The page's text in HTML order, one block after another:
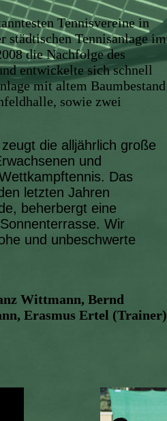
Tennisvereine in
städtischen Tennisanlage im
die Nachfolge des
entwickelte sich schnell
mit altem Baumbestand
sowie zwei
die alljährlich große
und
Das
letzten Jahren
beherbergt eine
Wir
und unbeschwerte
Wittmann, Bernd
Erasmus Ertel (Trainer)